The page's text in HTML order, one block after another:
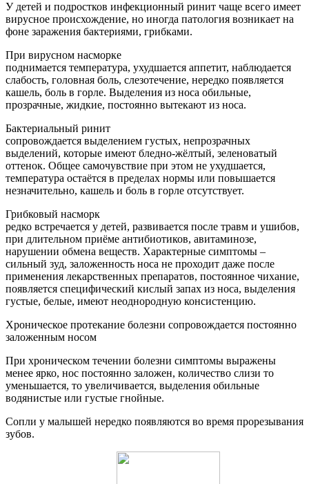
У детей и подростков инфекционный ринит чаще всего имеет
вирусное происхождение, но иногда патология возникает на
фоне заражения бактериями, грибками.
При вирусном насморке
поднимается температура, ухудшается аппетит, наблюдается
слабость, головная боль, слезотечение, нередко появляется
кашель, боль в горле. Выделения из носа обильные,
прозрачные, жидкие, постоянно вытекают из носа.
Бактериальный ринит
сопровождается выделением густых, непрозрачных
выделений, которые имеют бледно-жёлтый, зеленоватый
оттенок. Общее самочувствие при этом не ухудшается,
температура остаётся в пределах нормы или повышается
незначительно, кашель и боль в горле отсутствует.
Грибковый насморк
редко встречается у детей, развивается после травм и ушибов,
при длительном приёме антибиотиков, авитаминозе,
нарушении обмена веществ. Характерные симптомы –
сильный зуд, заложенность носа не проходит даже после
применения лекарственных препаратов, постоянное чихание,
появляется специфический кислый запах из носа, выделения
густые, белые, имеют неоднородную консистенцию.
Хроническое протекание болезни сопровождается постоянно
заложенным носом
При хроническом течении болезни симптомы выражены
менее ярко, нос постоянно заложен, количество слизи то
уменьшается, то увеличивается, выделения обильные
водянистые или густые гнойные.
Сопли у малышей нередко появляются во время прорезывания
зубов.